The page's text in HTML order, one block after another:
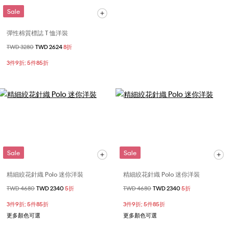
Sale
彈性棉質標誌 T 恤洋裝
價格扣減從
TWD 3280 至
TWD 26248折
3件9折; 5件85折
Sale
精細絞花針織 Polo 迷你洋裝
價格扣減從
TWD 4680 至
TWD 2340 5折
3件9折; 5件85折
更多顏色可選
Sale
精細絞花針織 Polo 迷你洋裝
價格扣減從
TWD 4680 至
TWD 2340 5折
3件9折; 5件85折
更多顏色可選